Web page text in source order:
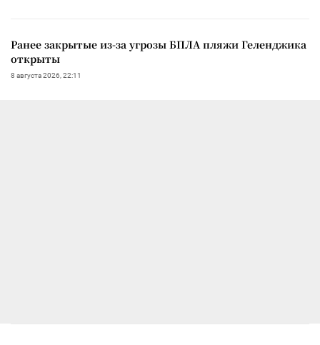
Ранее закрытые из-за угрозы БПЛА пляжи Геленджика
открыты
8 августа 2026, 22:11